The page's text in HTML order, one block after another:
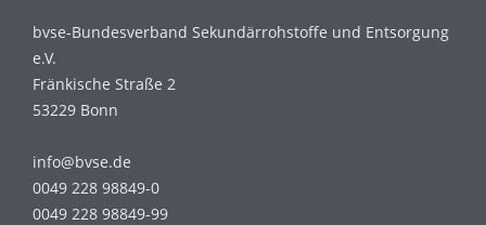
bvse-Bundesverband Sekundärrohstoffe und Entsorgung
e.V.
Fränkische Straße 2
53229 Bonn
info@bvse.de
0049 228 98849-0
0049 228 98849-99